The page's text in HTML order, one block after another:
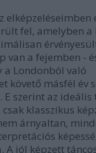
elképzeléseimben
fel, amelyben a
van a fejemben -
a Londonból való
követő másfél év
szerint az
klasszikus
árnyaltan,
A jól képzett